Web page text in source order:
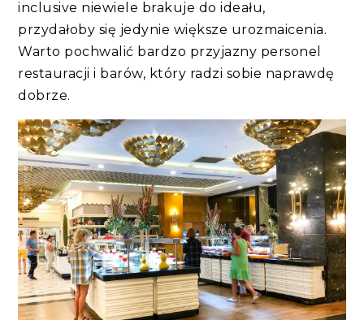
inclusive niewiele brakuje do ideału,
przydałoby się jedynie większe urozmaicenia.
Warto pochwalić bardzo przyjazny personel
restauracji i barów, który radzi sobie naprawdę
dobrze.